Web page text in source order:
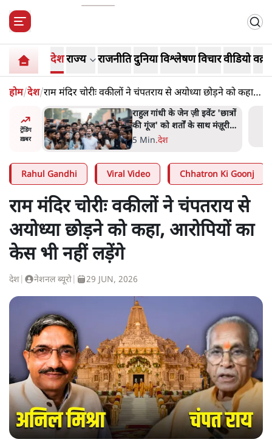
देशराज्य राजनीतिदुनियाविश्लेषणविचारवीडियो
होम/देश/राम मंदिर चोरीः वकीलों ने चंपतराय से अयोध्या छोड़ने को कहा,
आरोपियों का केस भी नहीं लड़ेंगे
ट्रेंडिंग
ख़बर
राहुल गांधी के जेन ज़ी इवेंट 'छात्रों
की गूंज' को शर्तों के साथ मंज़ूरी
देना पड़ा
5 Min.देश
Rahul Gandhi Viral Video Chhatron Ki Goonj
राम मंदिर चोरीः वकीलों ने चंपतराय से
अयोध्या छोड़ने को कहा, आरोपियों का
केस भी नहीं लड़ेंगे
देश नेशनल ब्यूरो 29 JUN, 2026